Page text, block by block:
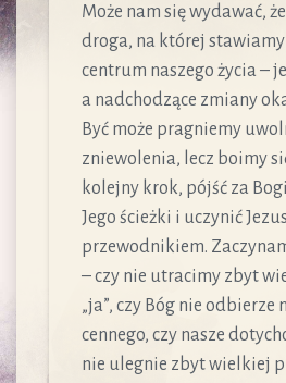
Może nam się wydawać,
droga, na której stawiamy
centrum naszego życia –
a nadchodzące zmiany
Być może pragniemy
zniewolenia, lecz boimy
kolejny krok, pójść za
Jego ścieżki i uczynić
przewodnikiem.
– czy nie utracimy zbyt
„ja”, czy Bóg nie odbierze
cennego, czy nasze
nie ulegnie zbyt wielkiej